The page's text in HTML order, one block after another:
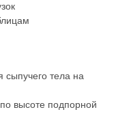
сыпучего тела на
высоте подпорной